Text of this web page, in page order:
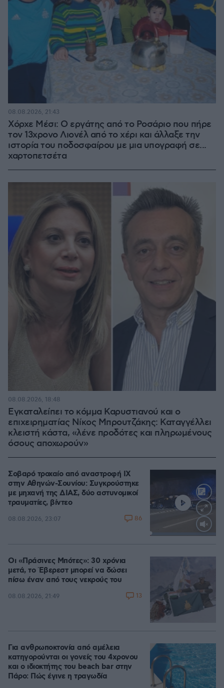
Χόρχε Μέσι: Ο εργάτης από το Ροσάριο που πήρε
τον 13χρονο Λιονέλ από το χέρι και άλλαξε την
ιστορία του ποδοσφαίρου με μια υπογραφή σε...
χαρτοπετσέτα
08.08.2026, 21:43
Εγκαταλείπει το κόμμα Καρυστιανού και ο
επιχειρηματίας Νίκος Μπρουτζάκης: Καταγγέλλει
κλειστή κάστα, «λένε προδότες και πληρωμένους
όσους αποχωρούν»
08.08.2026, 18:48
Loaded:
Σοβαρό τροχαίο από αναστροφή ΙΧ
στην Αθηνών-Σουνίου: Συγκρούστηκε
με μηχανή της ΔΙΑΣ, δύο αστυνομικοί
τραυματίες, βίντεο
08.08.2026, 23:07 86
Οι «Πράσινες Μπότες»: 30 χρόνια
μετά, το Έβερεστ μπορεί να δώσει
πίσω έναν από τους νεκρούς του
08.08.2026, 21:49 13
Για ανθρωποκτονία από αμέλεια
κατηγορούνται οι γονείς του 4χρονου
και ο ιδιοκτήτης του beach bar στην
Πάρο: Πώς έγινε η τραγωδία